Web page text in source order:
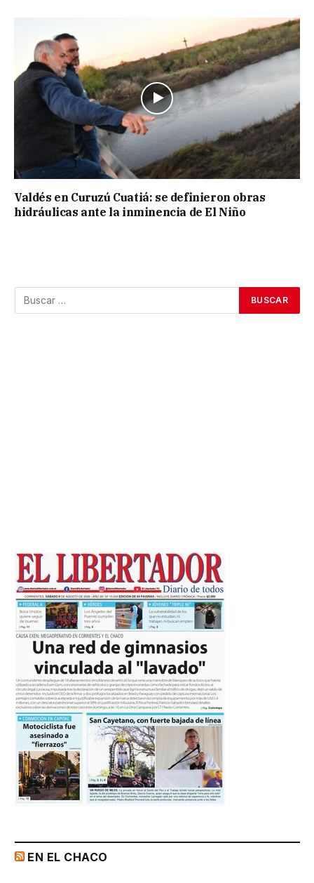
Valdés en Curuzú Cuatiá: se definieron obras
hidráulicas ante la inminencia de El Niño
EN EL CHACO